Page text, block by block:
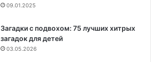
09.01.2025
Загадки с подвохом: 75 лучших хитрых
загадок для детей
03.05.2026